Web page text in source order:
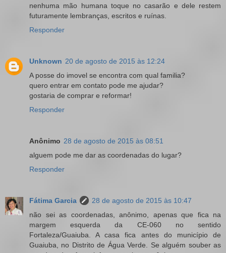
nenhuma mão humana toque no casarão e dele restem
futuramente lembranças, escritos e ruínas.
Responder
Unknown 20 de agosto de 2015 às 12:24
A posse do imovel se encontra com qual familia?
quero entrar em contato pode me ajudar?
gostaria de comprar e reformar!
Responder
Anônimo 28 de agosto de 2015 às 08:51
alguem pode me dar as coordenadas do lugar?
Responder
Fátima Garcia
28 de agosto de 2015 às 10:47
não sei as coordenadas, anônimo, apenas que fica na
margem esquerda da CE-060 no sentido
Fortaleza/Guaiuba. A casa fica antes do município de
Guaiuba, no Distrito de Água Verde. Se alguém souber as